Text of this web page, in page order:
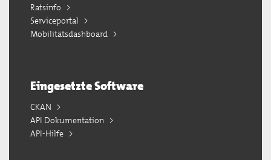
Ratsinfo
Serviceportal
Mobilitätsdashboard
Eingesetzte Software
CKAN
API Dokumentation
API-Hilfe